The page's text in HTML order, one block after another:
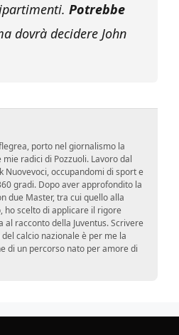
Potrebbe
dovrà decidere John
porto nel giornalismo la
radici di Pozzuoli. Lavoro dal
Nuovevoci, occupandomi di sport e
gradi. Dopo aver approfondito la
due Master, tra cui quello alla
ho scelto di applicare il rigore
al racconto della Juventus. Scrivere
calcio nazionale è per me la
di un percorso nato per amore di